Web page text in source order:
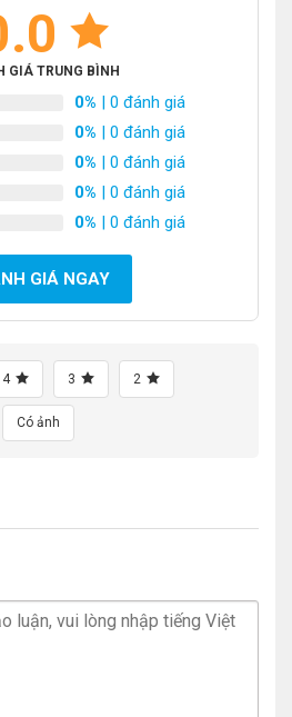
GIÁ TRUNG BÌNH
0% | 0 đánh giá
0% | 0 đánh giá
0% | 0 đánh giá
0% | 0 đánh giá
0% | 0 đánh giá
GIÁ NGAY
4 3 2
Có ảnh